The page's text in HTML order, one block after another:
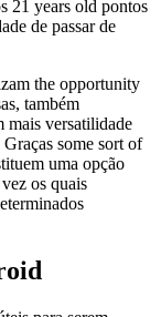
21 years old pontos
de passar de
the opportunity
também
mais versatilidade
some sort of
uma opção
os quais